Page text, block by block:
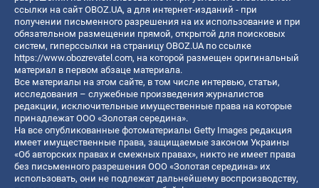
ссылки на сайт OBOZ.UA, а для интернет-изданий - при
получении письменного разрешения на их использование и при
обязательном размещении прямой, открытой для поисковых
систем, гиперссылки на страницу OBOZ.UA по ссылке
https://www.obozrevatel.com, на которой размещен оригинальный
материал в первом абзаце материала.
Все материалы на этом сайте, в том числе интервью, статьи,
исследования – служебные произведения журналистов
редакции, исключительные имущественные права на которые
принадлежат ООО «Золотая середина».
На все опубликованные фотоматериалы Getty Images редакция
имеет имущественные права, защищаемые законом Украины
«Об авторских правах и смежных правах», никто не имеет права
без письменного разрешения ООО «Золотая середина» их
использовать, они не подлежат дальнейшему воспроизводству,